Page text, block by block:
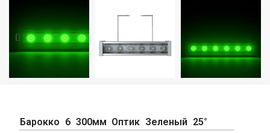
Барокко 6 300мм Оптик Зеленый 25°